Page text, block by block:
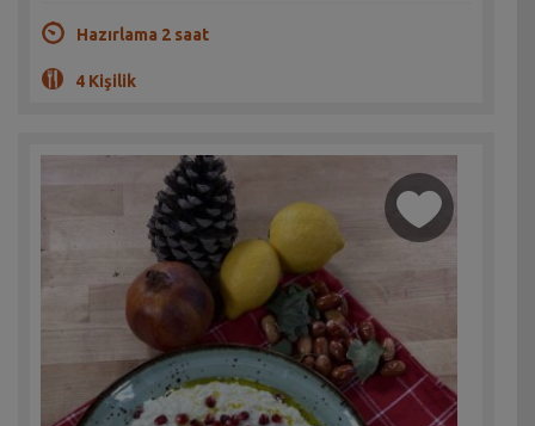
Hazırlama 2 saat
4 Kişilik